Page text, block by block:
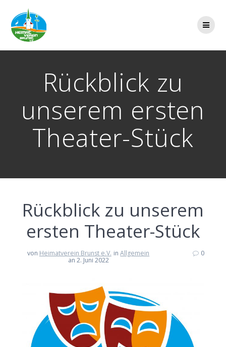
Rückblick zu
unserem ersten
Theater-Stück
Rückblick zu unserem
ersten Theater-Stück
von Heimatverein Brunst e.V. inAllgemein
an 2. Juni 2022
0